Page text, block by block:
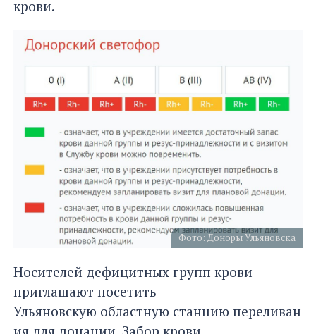
крови.
Фото: Доноры Ульяновска
Носителей дефицитных групп крови
приглашают посетить
Ульяновскую областную станцию переливан